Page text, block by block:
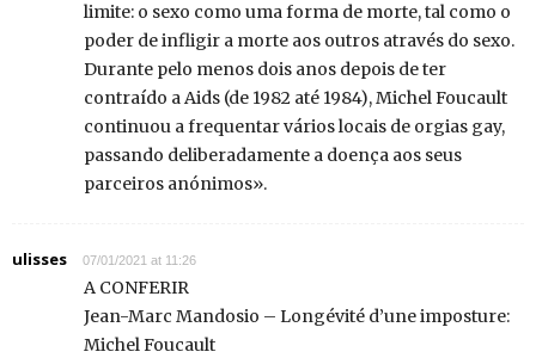
limite: o sexo como uma forma de morte, tal como o
poder de infligir a morte aos outros através do sexo.
Durante pelo menos dois anos depois de ter
contraído a Aids (de 1982 até 1984), Michel Foucault
continuou a frequentar vários locais de orgias gay,
passando deliberadamente a doença aos seus
parceiros anónimos».
ulisses 07/01/2021 at 11:26
A CONFERIR
Jean-Marc Mandosio – Longévité d’une imposture:
Michel Foucault